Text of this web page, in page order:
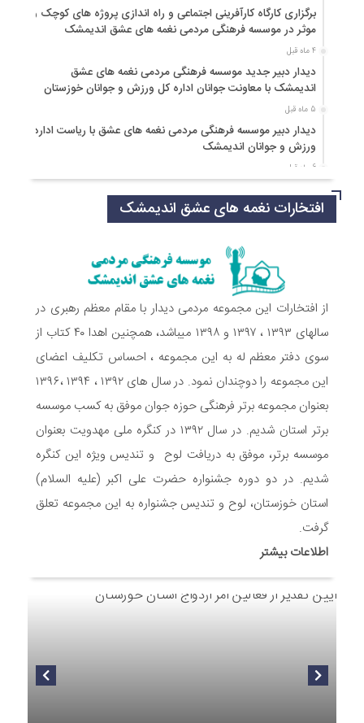
برگزاری کارگاه کارآفرینی اجتماعی و راه اندازی پروژه های کوچک و
موثر در موسسه فرهنگی مردمی نغمه های عشق اندیمشک
4 ماه قبل
دیدار دبیر جدید موسسه فرهنگی مردمی نغمه های عشق
اندیمشک با معاونت جوانان اداره کل ورزش و جوانان خوزستان
5 ماه قبل
دیدار دبیر موسسه فرهنگی مردمی نغمه های عشق با ریاست اداره
ورزش و جوانان اندیمشک
6 ماه قبل
نیمه شعبان و دهه فجر و هفته ی جوان در اندیمشک برگزار شد.
6 ماه قبل
مراسم جشن ولادت امام زمان (عج) و جشن فجر انقلاب اسلامی و
هفته ی جوان در اندیمشک برگزار شد.
تشریح برنامه های دهه مهدویت شبکه فرهنگی مردمی نغمه های
توزیع بسته جشن تکلیف به دختران سادات ایتام اندیمشک در شب
ولادت امام علی(ع)
7 ماه قبل
ایجاد ۱۱۰ شعبه نغمه های عشق در ۱۱۰ منطقه شهر و روستای
اندیمشک
7 ماه قبل
مراسم رونمایی از طرح ستاره های اندیمشک و طرح خانه های نور،
محله های آسمانی همزمان با جشن ولادت حضرت فاطمه (س) در
اندیمشک
خداحافظی سراج الدین با شبکه فرهنگی مردمی نغمه های عشق
8 ماه قبل
هفتمین همایش بانوان فعال در عرصه‌ هیئت کشور
افتخارات نغمه های عشق اندیمشک
از افتخارات این مجموعه مردمی دیدار با مقام معظم رهبری در
سالهای ۱۳۹۳ ، ۱۳۹۷ و ۱۳۹۸ میباشد، همچنین اهدا ۴۰ کتاب از
سوی دفتر معظم له به این مجموعه ، احساس تکلیف اعضای
این مجموعه را دوچندان نمود. در سال های ۱۳۹۲ ، ۱۳۹۴ ،۱۳۹۶
بعنوان مجموعه برتر فرهنگی حوزه جوان موفق به کسب موسسه
برتر استان شدیم. در سال ۱۳۹۲ در کنگره ملی مهدویت بعنوان
موسسه برتر، موفق به دریافت لوح و تندیس ویژه این کنگره
شدیم. در دو دوره جشنواره حضرت علی اکبر (علیه السلام)
استان خوزستان، لوح و تندیس جشنواره به این مجموعه تعلق
گرفت.
اطلاعات بیشتر